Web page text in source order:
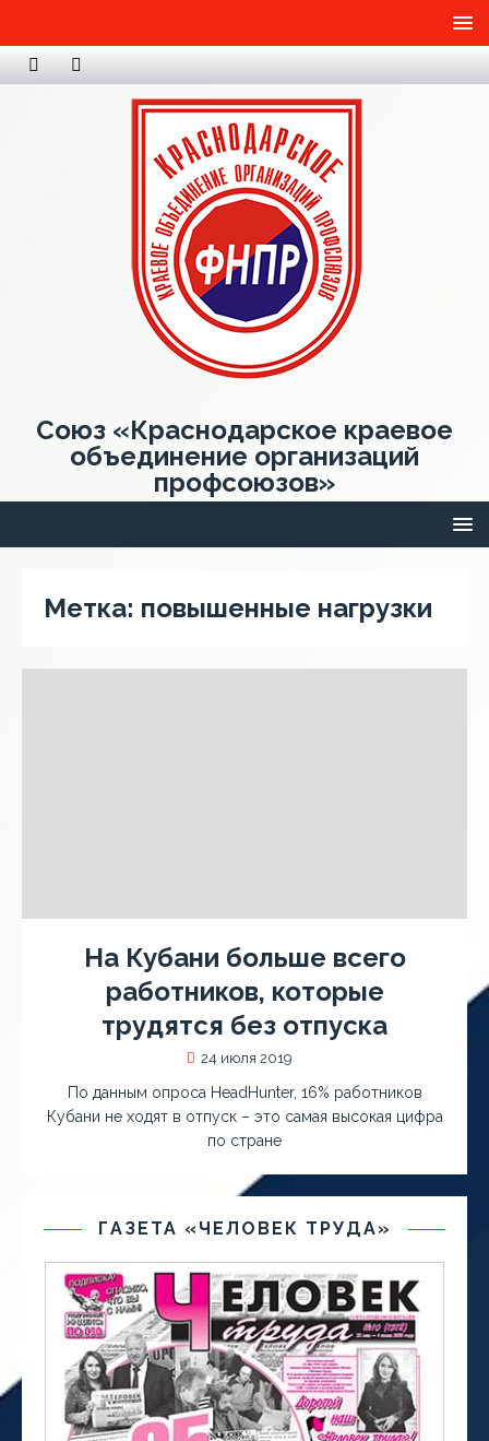
Союз «Краснодарское краевое
объединение организаций
профсоюзов»
Метка: повышенные нагрузки
На Кубани больше всего
работников, которые
трудятся без отпуска
24 июля 2019
По данным опроса HeadHunter, 16% работников
Кубани не ходят в отпуск – это самая высокая цифра
по стране
ГАЗЕТА «ЧЕЛОВЕК ТРУДА»